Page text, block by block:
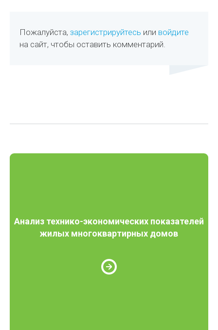
Пожалуйста,зарегистрируйтесь или войдите
на сайт, чтобы оставить комментарий.
Анализ технико-экономических показателей
жилых многоквартирных домов